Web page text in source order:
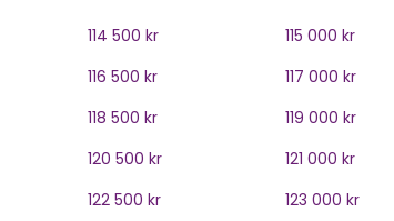
114 500 kr
115 000 kr
116 500 kr
117 000 kr
118 500 kr
119 000 kr
120 500 kr
121 000 kr
122 500 kr 123 000 kr